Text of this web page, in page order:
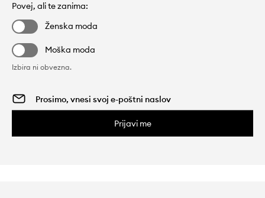
Povej, ali te zanima:
Ženska moda
Moška moda
Izbira ni obvezna.
Prijavi me